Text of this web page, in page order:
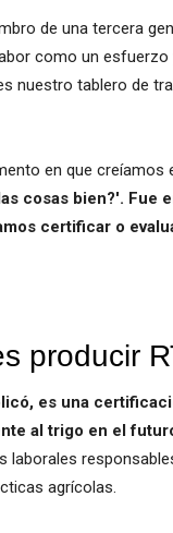
de una tercera
como un esfuerzo
nuestro tablero de
en que
cosas bien?'. Fue
certificar o
producir
es una
al trigo en el
laborales
agrícolas.